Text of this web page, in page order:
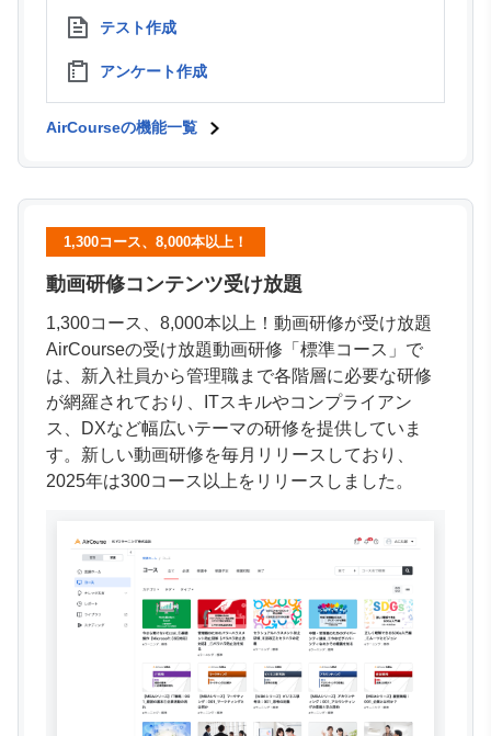
テスト作成
アンケート作成
AirCourseの機能一覧
1,300コース、8,000本以上！
動画研修コンテンツ受け放題
1,300コース、8,000本以上！動画研修が受け放題
AirCourseの受け放題動画研修「標準コース」で
は、新入社員から管理職まで各階層に必要な研修
が網羅されており、ITスキルやコンプライアン
ス、DXなど幅広いテーマの研修を提供していま
す。新しい動画研修を毎月リリースしており、
2025年は300コース以上をリリースしました。